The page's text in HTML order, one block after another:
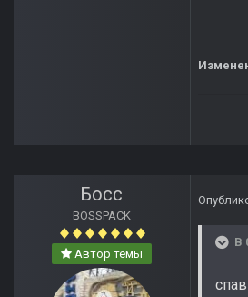
Босс
BOSSPACK
Автор темы
В